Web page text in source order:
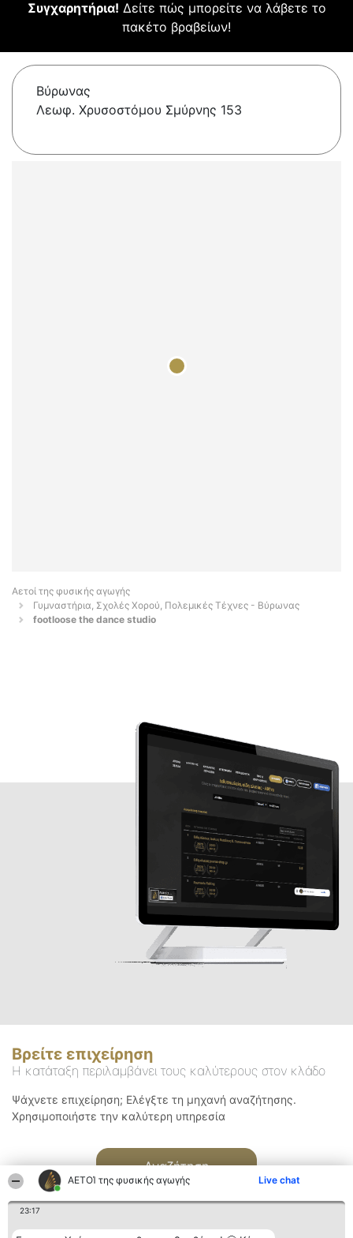
ΑΕΤΟΊ της φυσικής αγωγής Live chat
23:17
Συγχαρητήρια! Δείτε πώς μπορείτε να λάβετε το
πακέτο βραβείων!
Βύρωνας
Λεωφ. Χρυσοστόμου Σμύρνης 153
Αετοί της φυσικής αγωγής
Γυμναστήρια, Σχολές Χορού, Πολεμικές Τέχνες - Βύρωνας
footloose the dance studio
Βρείτε επιχείρηση
Η κατάταξη περιλαμβάνει τους καλύτερους στον κλάδο
Ψάχνετε επιχείρηση; Ελέγξτε τη μηχανή αναζήτησης.
Χρησιμοποιήστε την καλύτερη υπηρεσία
Αναζήτηση